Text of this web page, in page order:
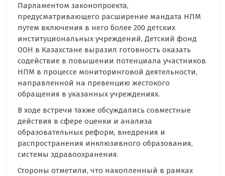
Парламентом законопроекта,
предусматривающего расширение мандата НПМ
путем включения в него более 200 детских
институциональных учреждений, Детский фонд
ООН в Казахстане выразил готовность оказать
содействие в повышении потенциала участников
НПМ в процессе мониторинговой деятельности,
направленной на превенцию жестокого
обращения в указанных учреждениях.
В ходе встречи также обсуждались совместные
действия в сфере оценки и анализа
образовательных реформ, внедрения и
распространения инклюзивного образования,
системы здравоохранения.
Стороны отметили, что накопленный в рамках